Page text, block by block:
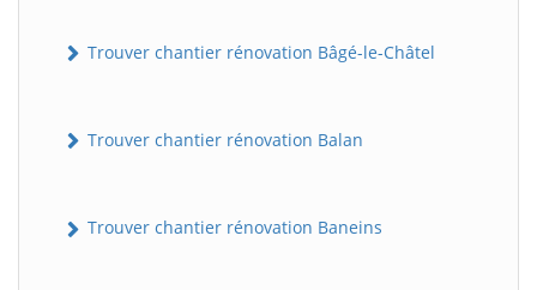
Trouver chantier rénovation Bâgé-le-Châtel
Trouver chantier rénovation Balan
Trouver chantier rénovation Baneins